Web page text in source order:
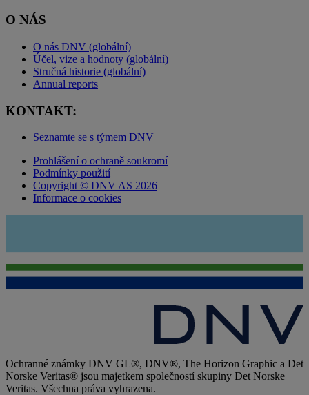
O NÁS
O nás DNV (globální)
Účel, vize a hodnoty (globální)
Stručná historie (globální)
Annual reports
KONTAKT:
Seznamte se s týmem DNV
Prohlášení o ochraně soukromí
Podmínky použití
Copyright © DNV AS 2026
Informace o cookies
Ochranné známky DNV GL®, DNV®, The Horizon Graphic a Det
Norske Veritas® jsou majetkem společností skupiny Det Norske
Veritas. Všechna práva vyhrazena.